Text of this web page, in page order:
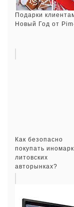
Подарки
Новый Год от
Как безопасно
покупать
литовских
авторынках?